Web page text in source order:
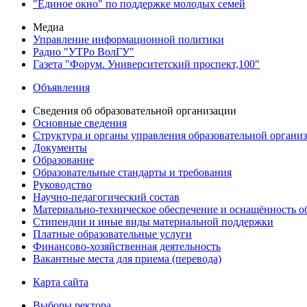
"Единое окно" по поддержке молодых семей
Медиа
Управление информационной политики
Радио "УТРо ВолГУ"
Газета "Форум. Университетский проспект,100"
Объявления
Сведения об образовательной организации
Основные сведения
Структура и органы управления образовательной
Документы
Образование
Образовательные стандарты и требования
Руководство
Научно-педагогический состав
Материально-техническое обеспечение и оснащённость
Стипендии и иные виды материальной поддержки
Платные образовательные услуги
Финансово-хозяйственная деятельность
Вакантные места для приема (перевода)
Карта сайта